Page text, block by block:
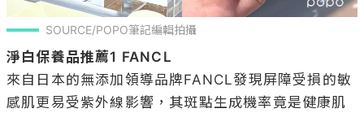
SOURCE/POPO筆記編輯拍攝
淨白保養品推薦1 FANCL
來自日本的無添加領導品牌FANCL發現屏障受損的敏
感肌更易受紫外線影響，其斑點生成機率竟是健康肌